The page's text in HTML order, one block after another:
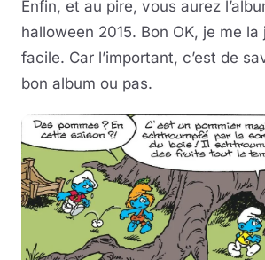
Enfin, et au pire, vous aurez
halloween 2015. Bon OK, je me la
facile. Car l’important, c’est de
bon album ou pas.